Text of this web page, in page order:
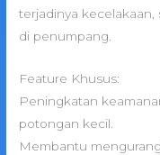
terjadinya
di penumpang.
Feature Khusus:
Peningkatan
potongan kecil.
Membantu